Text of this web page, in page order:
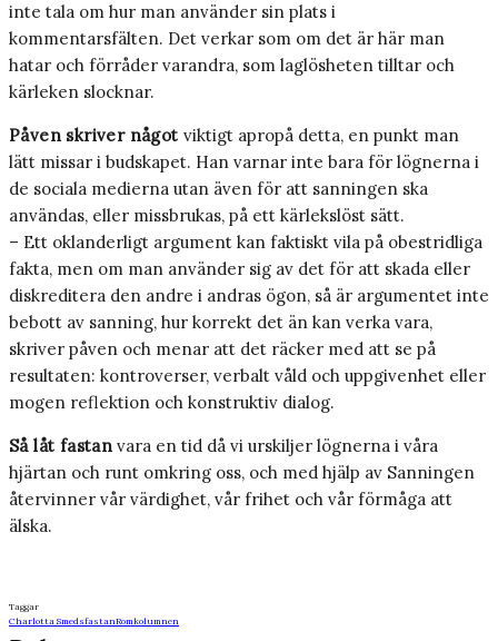
inte tala om hur man använder sin plats i
kommentarsfälten. Det verkar som om det är här man
hatar och förråder varandra, som laglösheten tilltar och
kärleken slocknar.
Påven skriver något viktigt apropå detta, en punkt man
lätt missar i budskapet. Han varnar inte bara för lögnerna i
de sociala medierna utan även för att sanningen ska
användas, eller missbrukas, på ett kärlekslöst sätt.
– Ett oklanderligt argument kan faktiskt vila på obestridliga
fakta, men om man använder sig av det för att skada eller
diskreditera den andre i andras ögon, så är argumentet inte
bebott av sanning, hur korrekt det än kan verka vara,
skriver påven och menar att det räcker med att se på
resultaten: kontroverser, verbalt våld och uppgivenhet eller
mogen reflektion och konstruktiv dialog.
Så låt fastan vara en tid då vi urskiljer lögnerna i våra
hjärtan och runt omkring oss, och med hjälp av Sanningen
återvinner vår värdighet, vår frihet och vår förmåga att
älska.
Taggar
Charlotta SmedsfastanRomkolumnen